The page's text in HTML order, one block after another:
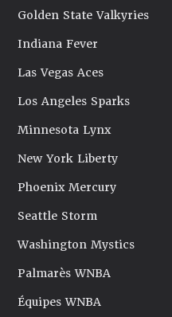
Golden State Valkyries
Indiana Fever
Las Vegas Aces
Los Angeles Sparks
Minnesota Lynx
New York Liberty
Phoenix Mercury
Seattle Storm
Washington Mystics
Palmarès WNBA
Équipes WNBA